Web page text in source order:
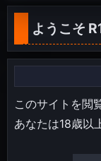
ようこそ
このサイトを閲
あなたは18歳以